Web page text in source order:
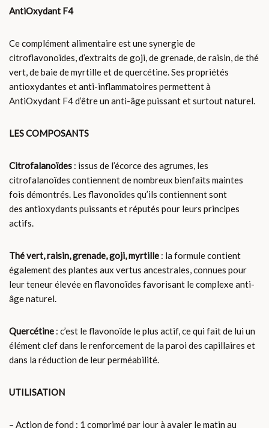
AntiOxydant F4
Ce complément alimentaire est une synergie de
citroflavonoïdes, d’extraits de goji, de grenade, de raisin, de thé
vert, de baie de myrtille et de quercétine. Ses propriétés
antioxydantes et anti-inflammatoires permettent à
AntiOxydant F4 d’être un anti-âge puissant et surtout naturel.
LES COMPOSANTS
Citrofalanoïdes : issus de l’écorce des agrumes, les
citrofalanoïdes contiennent de nombreux bienfaits maintes
fois démontrés. Les flavonoïdes qu’ils contiennent sont
des antioxydants puissants et réputés pour leurs principes
actifs.
Thé vert, raisin, grenade, goji, myrtille : la formule contient
également des plantes aux vertus ancestrales, connues pour
leur teneur élevée en flavonoïdes favorisant le complexe anti-
âge naturel.
Quercétine : c’est le flavonoïde le plus actif, ce qui fait de lui un
élément clef dans le renforcement de la paroi des capillaires et
dans la réduction de leur perméabilité.
UTILISATION
– Action de fond : 1 comprimé par jour à avaler le matin au